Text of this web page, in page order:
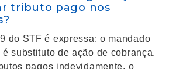
tributo pago nos
do STF é expressa: o mandado
substituto de ação de cobrança.
pagos indevidamente, o